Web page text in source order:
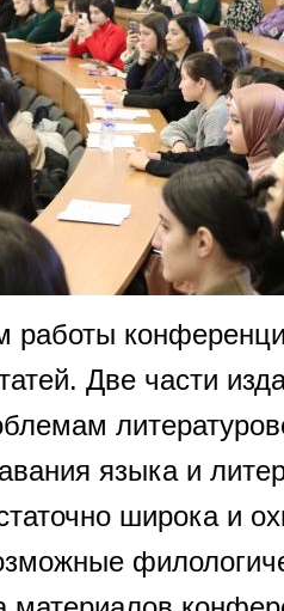
работы
Две части
языка и
широка и